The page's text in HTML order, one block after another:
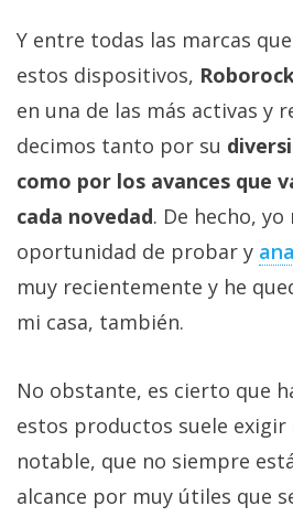
privacidad
/
Legal
El medio de
comunicación
digital donde
encontrarás
todas las
noticias sobre
tecnología,
móviles,
informática,
videojuegos,
comparativas,
trucos y
Y entre todas las marcas
estos dispositivos,
en una de las más activas y
decimos tanto por su
como por los avances que
cada novedad. De hecho,
oportunidad de probar y
muy recientemente y he
mi casa, también.
No obstante, es cierto que
estos productos suele exigir
notable, que no siempre
alcance por muy útiles que